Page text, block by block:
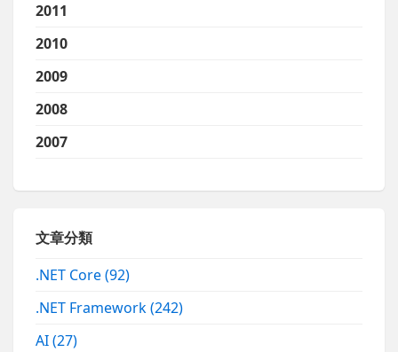
2011
2010
2009
2008
2007
文章分類
.NET Core(92)
.NET Framework(242)
AI(27)